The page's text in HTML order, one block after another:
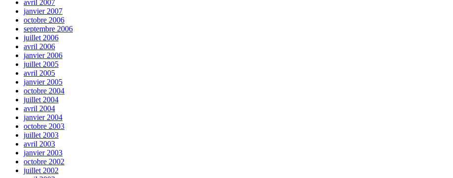
avril 2007
janvier 2007
octobre 2006
septembre 2006
juillet 2006
avril 2006
janvier 2006
juillet 2005
avril 2005
janvier 2005
octobre 2004
juillet 2004
avril 2004
janvier 2004
octobre 2003
juillet 2003
avril 2003
janvier 2003
octobre 2002
juillet 2002